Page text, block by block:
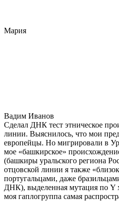
Мария
Вадим Иванов
Сделал ДНК тест этническое
линии. Выяснилось, что мои
европейцы. Но мигрировали в
мое «башкирское»
(башкиры уральского региона
отцовской линии я также
португальцами, даже
ДНК), выделенная мутация по
моя гаплогруппа самая